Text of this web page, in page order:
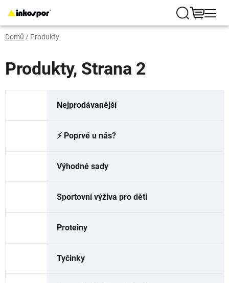
na
obsah
Hledat
Domů / Produkty
Produkty, Strana 2
Nejprodávanější
⚡️ Poprvé u nás?
Výhodné sady
Sportovní výživa pro děti
Proteiny
Tyčinky